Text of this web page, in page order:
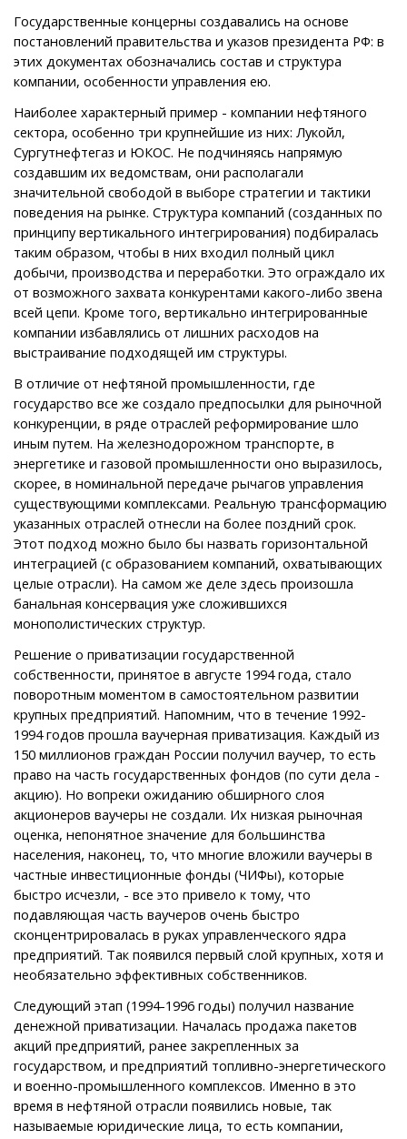
Государственные концерны создавались на основе
постановлений правительства и указов президента РФ: в
этих документах обозначались состав и структура
компании, особенности управления ею.
Наиболее характерный пример - компании нефтяного
сектора, особенно три крупнейшие из них: Лукойл,
Сургутнефтегаз и ЮКОС. Не подчиняясь напрямую
создавшим их ведомствам, они располагали
значительной свободой в выборе стратегии и тактики
поведения на рынке. Структура компаний (созданных по
принципу вертикального интегрирования) подбиралась
таким образом, чтобы в них входил полный цикл
добычи, производства и переработки. Это ограждало их
от возможного захвата конкурентами какого-либо звена
всей цепи. Кроме того, вертикально интегрированные
компании избавлялись от лишних расходов на
выстраивание подходящей им структуры.
В отличие от нефтяной промышленности, где
государство все же создало предпосылки для рыночной
конкуренции, в ряде отраслей реформирование шло
иным путем. На железнодорожном транспорте, в
энергетике и газовой промышленности оно выразилось,
скорее, в номинальной передаче рычагов управления
существующими комплексами. Реальную трансформацию
указанных отраслей отнесли на более поздний срок.
Этот подход можно было бы назвать горизонтальной
интеграцией (с образованием компаний, охватывающих
целые отрасли). На самом же деле здесь произошла
банальная консервация уже сложившихся
монополистических структур.
Решение о приватизации государственной
собственности, принятое в августе 1994 года, стало
поворотным моментом в самостоятельном развитии
крупных предприятий. Напомним, что в течение 1992-
1994 годов прошла ваучерная приватизация. Каждый из
150 миллионов граждан России получил ваучер, то есть
право на часть государственных фондов (по сути дела -
акцию). Но вопреки ожиданию обширного слоя
акционеров ваучеры не создали. Их низкая рыночная
оценка, непонятное значение для большинства
населения, наконец, то, что многие вложили ваучеры в
частные инвестиционные фонды (ЧИФы), которые
быстро исчезли, - все это привело к тому, что
подавляющая часть ваучеров очень быстро
сконцентрировалась в руках управленческого ядра
предприятий. Так появился первый слой крупных, хотя и
необязательно эффективных собственников.
Следующий этап (1994-1996 годы) получил название
денежной приватизации. Началась продажа пакетов
акций предприятий, ранее закрепленных за
государством, и предприятий топливно-энергетического
и военно-промышленного комплексов. Именно в это
время в нефтяной отрасли появились новые, так
называемые юридические лица, то есть компании,